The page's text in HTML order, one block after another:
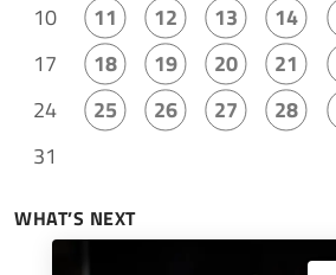
10
11 12 13 14
17
18 19 20 21
24
25 26 27 28
31
WHAT’S NEXT